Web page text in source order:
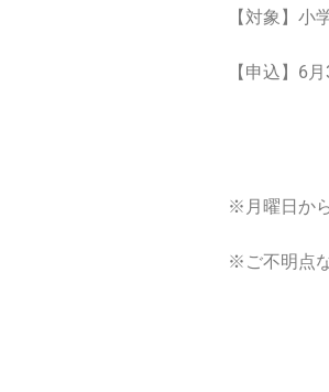
【対象】
【申込】6
※月曜日か
※ご不明点